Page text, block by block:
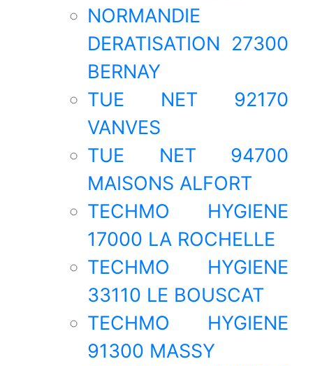
NORMANDIE
DERATISATION 27300
BERNAY
TUE NET 92170
VANVES
TUE NET 94700
MAISONS ALFORT
TECHMO HYGIENE
17000 LA ROCHELLE
TECHMO HYGIENE
33110 LE BOUSCAT
TECHMO HYGIENE
91300 MASSY